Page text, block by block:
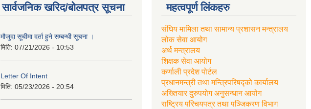
सार्वजनिक खरिद/बोलपत्र सूचना
मौजुदा सूचीमा दर्ता हुने सम्बन्धी सूचना ।
मिति: 07/21/2026 - 10:53
Letter Of Intent
मिति: 05/23/2026 - 20:54
महत्वपूर्ण लिंकहरु
संघिय मामिला तथा सामान्य प्रशासन मन्त्रालय
लोक सेवा आयोग
अर्थ मन्त्रालय
शिक्षक सेवा आयोग
कर्णाली प्रदेश पोर्टल
प्रधानमन्त्री तथा मन्त्रिपरिषद्को कार्यालय
अख्तियार दुरुपयोग अनुसन्धान आयोग
राष्ट्रिय परिचयपत्र तथा पञ्जिकरण विभाग